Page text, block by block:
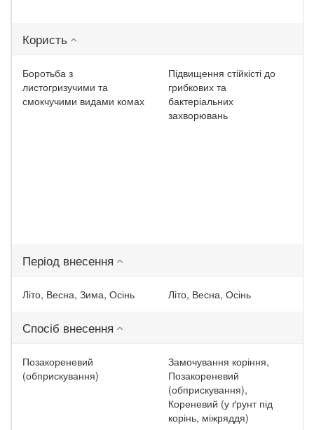
Користь
Боротьба з
листогризучими та
смокчучими видами комах
Підвищення стійкісті до
грибкових та
бактеріальних
захворювань
Період внесення
Літо, Весна, Зима, Осінь Літо, Весна, Осінь
Спосіб внесення
Позакореневий
(обприскування)
Замочування коріння,
Позакореневий
(обприскування),
Кореневий (у ґрунт під
корінь, міжряддя)